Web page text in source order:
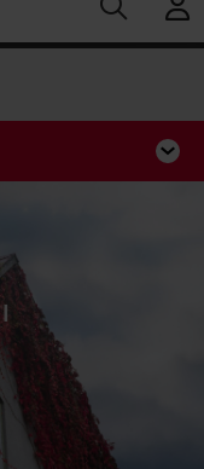
Spotpris just nu: 7